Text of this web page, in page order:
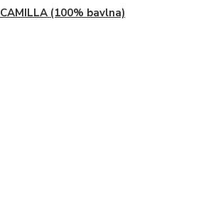
CAMILLA (100% bavlna)